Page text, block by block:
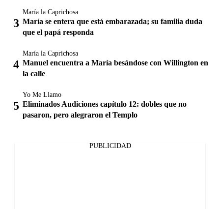
María la Caprichosa
María se entera que está embarazada; su familia duda
que el papá responda
María la Caprichosa
Manuel encuentra a María besándose con Willington en
la calle
Yo Me Llamo
Eliminados Audiciones capítulo 12: dobles que no
pasaron, pero alegraron el Templo
PUBLICIDAD